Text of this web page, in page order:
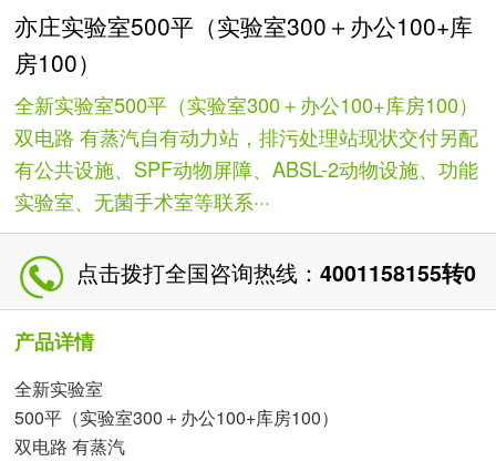
亦庄实验室500平（实验室300＋办公100+库
房100）
全新实验室500平（实验室300＋办公100+库房100）
双电路 有蒸汽自有动力站，排污处理站现状交付另配
有公共设施、SPF动物屏障、ABSL-2动物设施、功能
实验室、无菌手术室等联系···
点击拨打全国咨询热线： 4001158155转0
产品详情
全新实验室
500平（实验室300＋办公100+库房100）
双电路 有蒸汽